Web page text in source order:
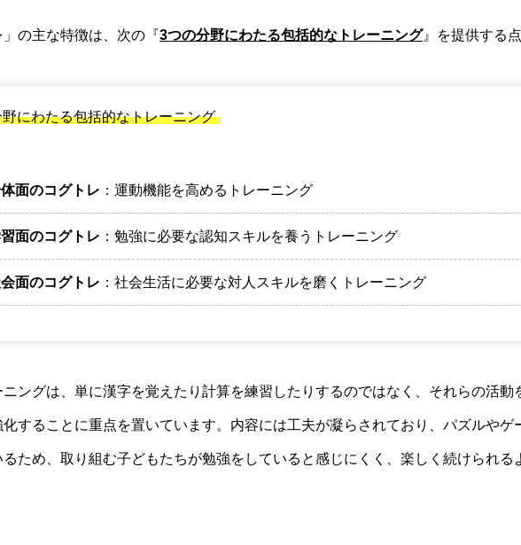
」の主な特徴は、次の『3つの分野にわたる包括的なトレーニング』を提供する
にわたる包括的なトレーニング
面のコグトレ ：運動機能を高めるトレーニング
面のコグトレ ：勉強に必要な認知スキルを養うトレーニング
面のコグトレ ：社会生活に必要な対人スキルを磨くトレーニング
ニングは、単に漢字を覚えたり計算を練習したりするのではなく、それらの活
することに重点を置いています。内容には工夫が凝らされており、パズルやゲ
ため、取り組む子どもたちが勉強をしていると感じにくく、楽しく続けられる